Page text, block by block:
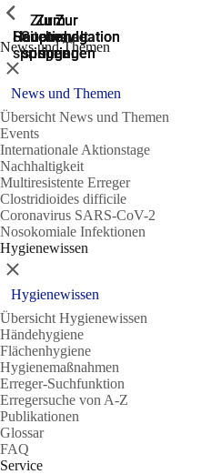
Zur
Suche
springen
Zur
Hauptnavigation
springen
Zur
Hauptnavigation
springen
Zum
Hauptinhalt
springen
Zum
Seitenende
springen
News und Themen
Zeige vorherige
Schließen
News und Themen
Übersicht News und Themen
Events
Internationale Aktionstage
Nachhaltigkeit
Multiresistente Erreger
Clostridioides difficile
Coronavirus SARS-CoV-2
Nosokomiale Infektionen
Hygienewissen
Zeige vorherige
Schließen
Hygienewissen
Übersicht Hygienewissen
Händehygiene
Flächenhygiene
Hygienemaßnahmen
Erreger-Suchfunktion
Erregersuche von A-Z
Publikationen
Glossar
FAQ
Service
Zeige vorherige